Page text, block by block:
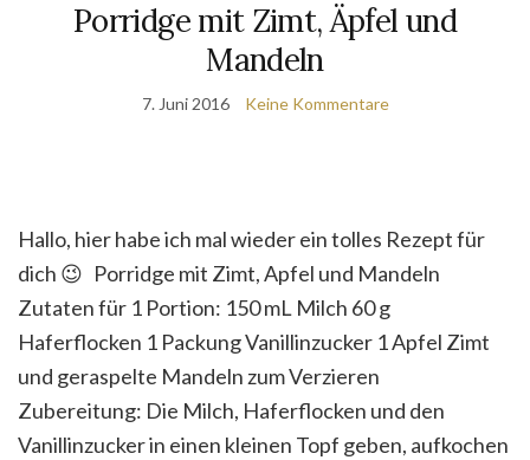
Porridge mit Zimt, Äpfel und
Mandeln
7. Juni 2016 Keine Kommentare
Hallo, hier habe ich mal wieder ein tolles Rezept für
dich 😉 Porridge mit Zimt, Apfel und Mandeln
Zutaten für 1 Portion: 150 mL Milch 60 g
Haferflocken 1 Packung Vanillinzucker 1 Apfel Zimt
und geraspelte Mandeln zum Verzieren
Zubereitung: Die Milch, Haferflocken und den
Vanillinzucker in einen kleinen Topf geben, aufkochen